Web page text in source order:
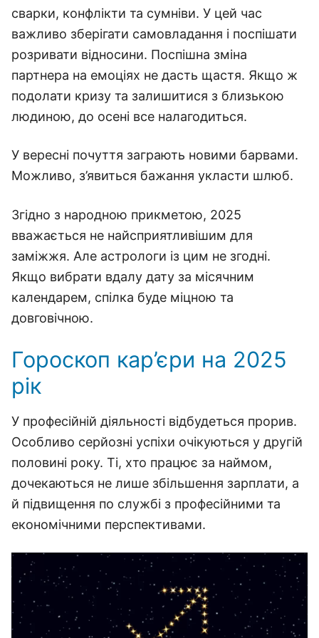
сварки, конфлікти та сумніви. У цей час
важливо зберігати самовладання і поспішати
розривати відносини. Поспішна зміна
партнера на емоціях не дасть щастя. Якщо ж
подолати кризу та залишитися з близькою
людиною, до осені все налагодиться.
У вересні почуття заграють новими барвами.
Можливо, з’явиться бажання укласти шлюб.
Згідно з народною прикметою, 2025
вважається не найсприятливішим для
заміжжя. Але астрологи із цим не згодні.
Якщо вибрати вдалу дату за місячним
календарем, спілка буде міцною та
довговічною.
Гороскоп кар’єри на 2025
рік
У професійній діяльності відбудеться прорив.
Особливо серйозні успіхи очікуються у другій
половині року. Ті, хто працює за наймом,
дочекаються не лише збільшення зарплати, а
й підвищення по службі з професійними та
економічними перспективами.